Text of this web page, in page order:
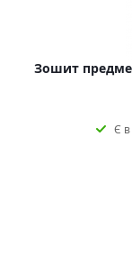
Зошит
Є в